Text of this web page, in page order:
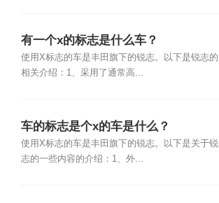
有一个x的标志是什么车？
使用X标志的车是丰田旗下的锐志。以下是锐志的
相关介绍：1、采用了通常高...
车的标志是个x的车是什么？
使用X标志的车是丰田旗下的锐志。以下是关于锐
志的一些内容的介绍：1、外...